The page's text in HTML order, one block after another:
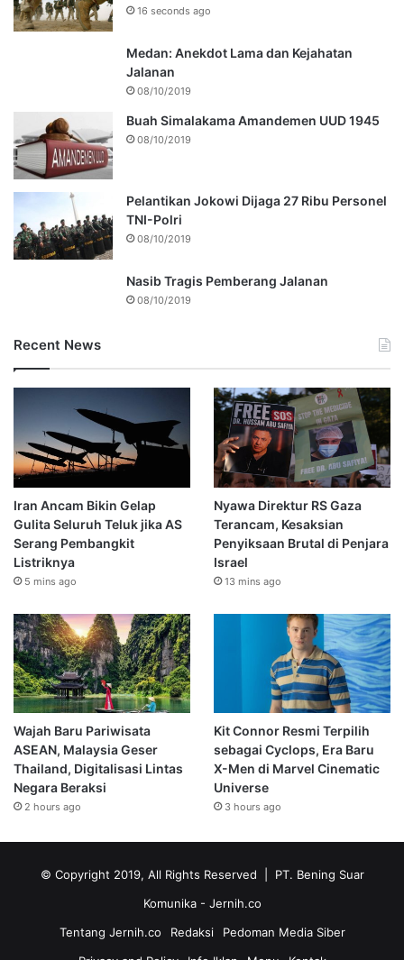
16 seconds ago
Medan: Anekdot Lama dan Kejahatan
Jalanan
08/10/2019
Buah Simalakama Amandemen UUD 1945
08/10/2019
Pelantikan Jokowi Dijaga 27 Ribu Personel
TNI-Polri
08/10/2019
Nasib Tragis Pemberang Jalanan
08/10/2019
Recent News
Iran Ancam Bikin Gelap
Gulita Seluruh Teluk jika AS
Serang Pembangkit
Listriknya
5 mins ago
Nyawa Direktur RS Gaza
Terancam, Kesaksian
Penyiksaan Brutal di Penjara
Israel
13 mins ago
Wajah Baru Pariwisata
ASEAN, Malaysia Geser
Thailand, Digitalisasi Lintas
Negara Beraksi
2 hours ago
Kit Connor Resmi Terpilih
sebagai Cyclops, Era Baru
X-Men di Marvel Cinematic
Universe
3 hours ago
© Copyright 2019, All Rights Reserved | PT. Bening Suar
Komunika - Jernih.co
Tentang Jernih.co
Redaksi
Pedoman Media Siber